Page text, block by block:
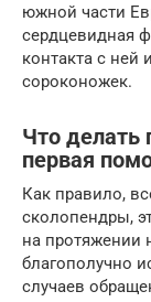
южной части
сердцевидная
контакта с ней
сороконожек.
Что делать
первая
Как правило,
сколопендры,
на протяжении
благополучно
случаев